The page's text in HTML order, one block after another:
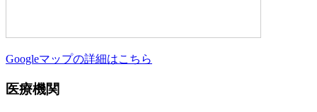
Googleマップの詳細はこちら
医療機関